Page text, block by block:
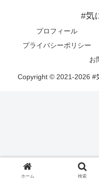
#気
プロフィール
プライバシーポリシー
お
Copyright © 2021-2026 #
ホーム 検索